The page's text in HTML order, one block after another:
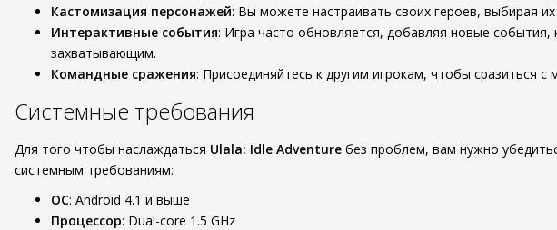
Кастомизация персонажей: Вы можете настраивать своих героев, выбирая
Интерактивные события: Игра часто обновляется, добавляя новые
захватывающим.
Командные сражения: Присоединяйтесь к другим игрокам, чтобы сразиться
Системные требования
Для того чтобы наслаждаться Ulala: Idle Adventure без проблем, вам нужно
системным требованиям:
ОС: Android 4.1 и выше
Процессор: Dual-core 1.5 GHz